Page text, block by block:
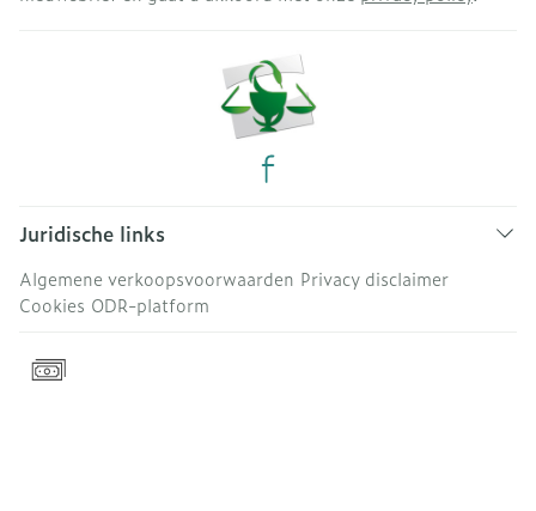
Juridische links
Algemene verkoopsvoorwaarden Privacy disclaimer
Cookies ODR-platform